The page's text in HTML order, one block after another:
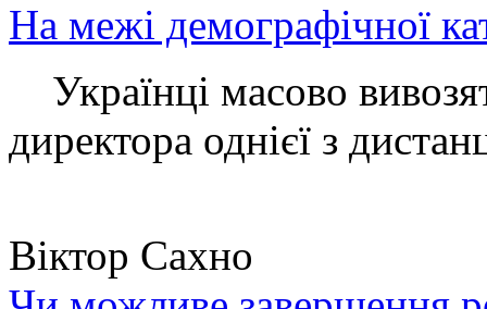
На межі демографічної
Українці масово
директора однієї з
Віктор Сахно